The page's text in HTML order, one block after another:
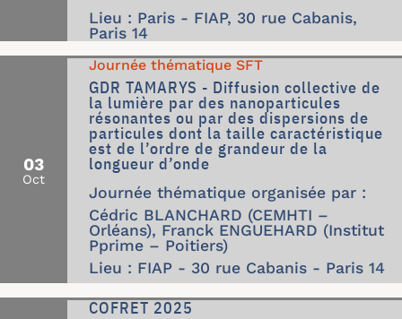
Lieu : Paris - FIAP, 30 rue Cabanis,
Paris 14
03
Oct
Journée thématique SFT
GDR TAMARYS - Diffusion collective de
la lumière par des nanoparticules
résonantes ou par des dispersions de
particules dont la taille caractéristique
est de l’ordre de grandeur de la
longueur d’onde
Journée thématique organisée par :
Cédric BLANCHARD (CEMHTI –
Orléans), Franck ENGUEHARD (Institut
Pprime – Poitiers)
Lieu : FIAP - 30 rue Cabanis - Paris 14
COFRET 2025